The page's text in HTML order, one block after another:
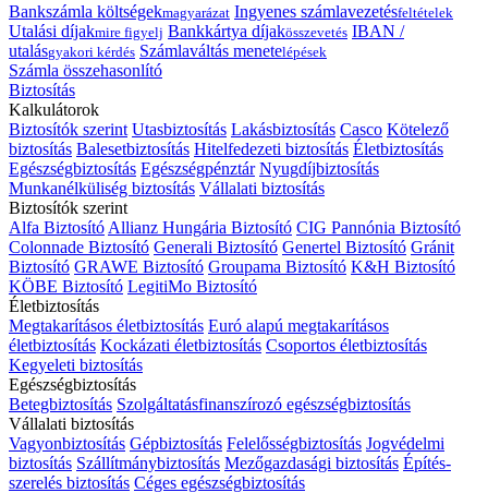
Bankszámla költségekmagyarázat Ingyenes számlavezetésfeltételek
Utalási díjakmire figyelj Bankkártya díjakösszevetés IBAN /
utalásgyakori kérdés Számlaváltás menetelépések
Számla összehasonlító
Biztosítás
Kalkulátorok
Biztosítók szerint Utasbiztosítás Lakásbiztosítás Casco Kötelező
biztosítás Balesetbiztosítás Hitelfedezeti biztosítás Életbiztosítás
Egészségbiztosítás Egészségpénztár Nyugdíjbiztosítás
Munkanélküliség biztosítás Vállalati biztosítás
Biztosítók szerint
Alfa Biztosító Allianz Hungária Biztosító CIG Pannónia Biztosító
Colonnade Biztosító Generali Biztosító Genertel Biztosító Gránit
Biztosító GRAWE Biztosító Groupama Biztosító K&H Biztosító
KÖBE Biztosító LegitiMo Biztosító
Életbiztosítás
Megtakarításos életbiztosítás Euró alapú megtakarításos
életbiztosítás Kockázati életbiztosítás Csoportos életbiztosítás
Kegyeleti biztosítás
Egészségbiztosítás
Betegbiztosítás Szolgáltatásfinanszírozó egészségbiztosítás
Vállalati biztosítás
Vagyonbiztosítás Gépbiztosítás Felelősségbiztosítás Jogvédelmi
biztosítás Szállítmánybiztosítás Mezőgazdasági biztosítás Építés-
szerelés biztosítás Céges egészségbiztosítás